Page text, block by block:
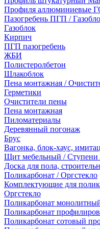
Профиля аллюминиевые
Пазогребень ПГП /
Газоблок
Кирпич
ПГП пазогребень
ЖБИ
Полистеролбетон
Шлакоблок
Пена монтажная /
Герметики
Очистители пены
Пена монтажная
Пиломатериалы
Деревянный погонаж
Брус
Вагонка, блок-хаус,
Щит мебельный / Ступени
Доска для пола,
Поликарбонат / Оргстекло
Комплектующие для
Оргстекло
Поликарбонат
Поликарбонат
Поликарбонат сотовый